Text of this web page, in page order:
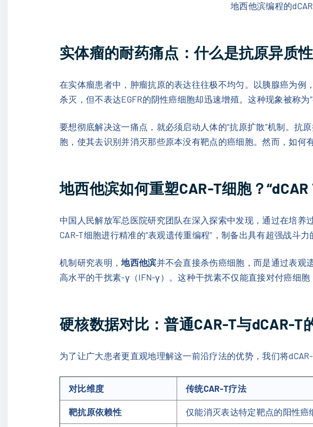
地西他滨编程的
实体瘤的耐药痛点：什么是抗原异质
在实体瘤患者中，肿瘤抗原的表达往往极不均匀。以胰腺癌为例
杀灭，但不表达EGFR的阴性癌细胞却迅速增殖。这种现象被称为“
要想彻底解决这一痛点，就必须启动人体的“抗原扩散”机制。抗
胞，使其去识别并消灭那些原本没有靶点的癌细胞。然而，如何
地西他滨如何重塑CAR-T细胞？
中国人民解放军总医院研究团队在深入探索中发现，通过在培养
CAR-T细胞进行精准的“表观遗传重编程”，制备出具有超强战斗力
机制研究表明，地西他滨并不会直接杀伤癌细胞，而是通过表观
高水平的干扰素-γ（IFN-γ）。这种干扰素不仅能直接对付癌细
硬核数据对比：普通CAR-T与dCAR-T
为了让广大患者更直观地理解这一前沿疗法的优势，我们将
对比维度 传统CAR-T疗法
靶抗原依赖性 仅能消灭表达特定靶点的阳性癌